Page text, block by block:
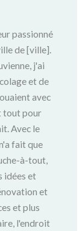
passionné
de [ville].
j'ai
et de
avec
tout pour
Avec le
fait que
à-tout,
idées et
et
et plus
l'endroit